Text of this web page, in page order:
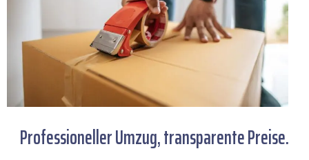
Professioneller Umzug, transparente Preise.